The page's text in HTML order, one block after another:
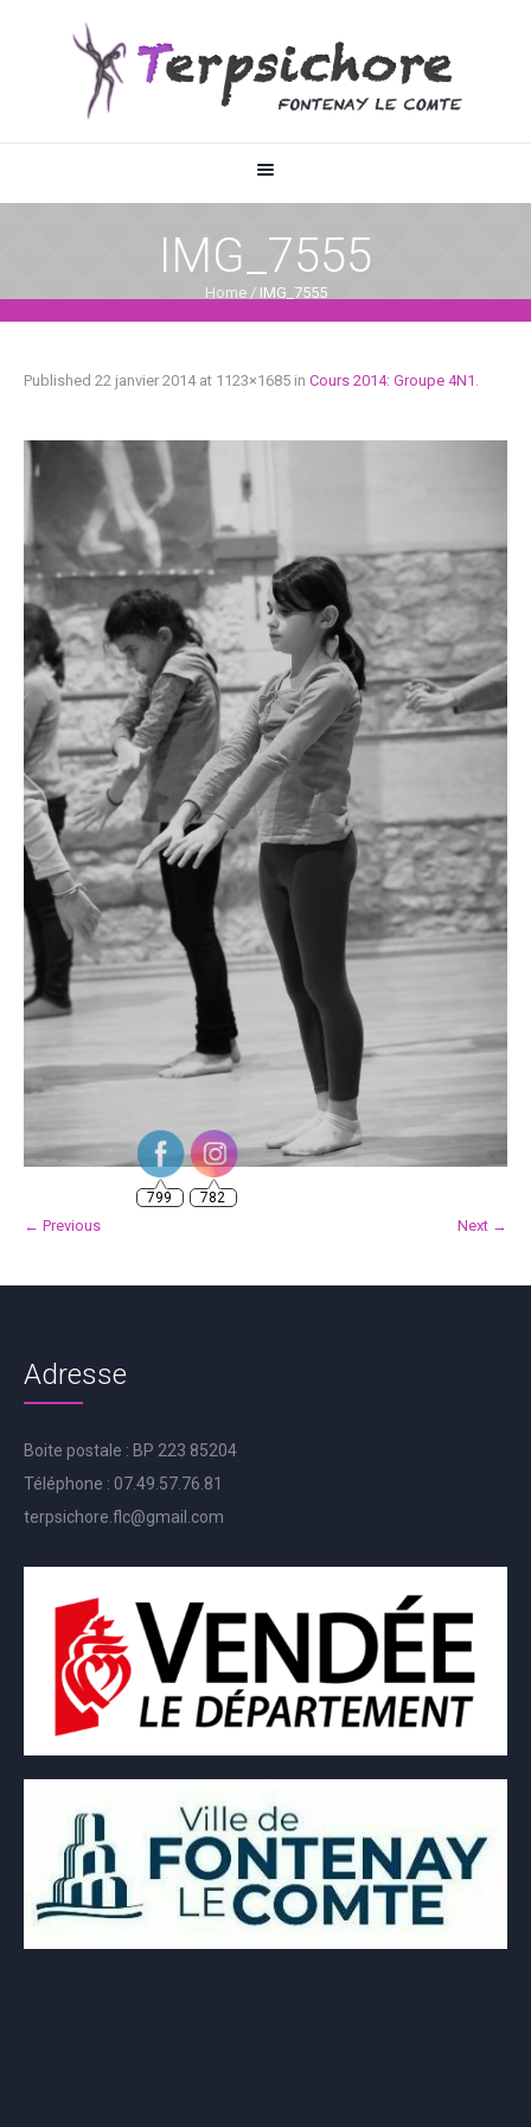
IMG_7555
Home / IMG_7555
Published 22 janvier 2014at 1123×1685 in Cours 2014: Groupe 4N1 .
← Previous Next →
Adresse
Boite postale : BP 223 85204
Téléphone : 07.49.57.76.81
terpsichore.flc@gmail.com
799 782